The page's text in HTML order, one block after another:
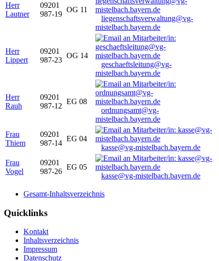
Herr
Lautner
09201
987-19
OG 11
liegenschaftsverwaltung@vg-
mistelbach.bayern.de
Herr
Lippert
09201
987-23
OG 14
geschaeftsleitung@vg-
mistelbach.bayern.de
Herr
Rauh
09201
987-12
EG 08
ordnungsamt@vg-
mistelbach.bayern.de
Frau
Thiem
09201
987-14
EG 04
kasse@vg-mistelbach.bayern.de
Frau
Vogel
09201
987-26
EG 05
kasse@vg-mistelbach.bayern.de
Gesamt-Inhaltsverzeichnis
Quicklinks
Kontakt
Inhaltsverzeichnis
Impressum
Datenschutz